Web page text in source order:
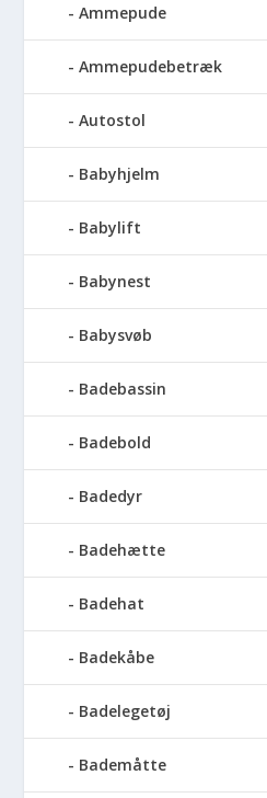
Ammepude
Ammepudebetræk
Autostol
Babyhjelm
Babylift
Babynest
Babysvøb
Badebassin
Badebold
Badedyr
Badehætte
Badehat
Badekåbe
Badelegetøj
Bademåtte